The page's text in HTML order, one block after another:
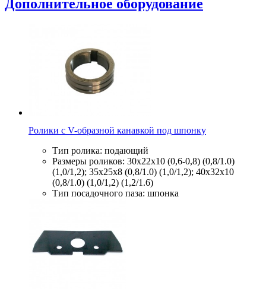
Дополнительное оборудование
Ролики с V-образной канавкой под шпонку
Тип ролика: подающий
Размеры роликов: 30х22х10 (0,6-0,8) (0,8/1.0)
(1,0/1,2); 35х25х8 (0,8/1.0) (1,0/1,2); 40х32х10
(0,8/1.0) (1,0/1,2) (1,2/1.6)
Тип посадочного паза: шпонка